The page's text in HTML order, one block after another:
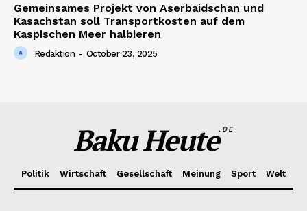
Gemeinsames Projekt von Aserbaidschan und
Kasachstan soll Transportkosten auf dem
Kaspischen Meer halbieren
Redaktion - October 23, 2025
Baku Heute.DE
Politik Wirtschaft Gesellschaft Meinung Sport Welt